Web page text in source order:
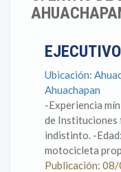
Ubicación:
Ahuachapan
-Experiencia
de Instituciones
indistinto. -
motocicleta
Publicación: